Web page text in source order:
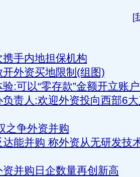
[
手内地担保机构
外资买地限制(组图)
:可以“零存款”金额开立账
责人:欢迎外资投向西部6
之争外资并购
能并购 称外资从无研发技
资并购日企数量再创新高